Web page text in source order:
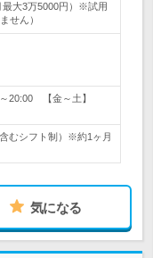
最大3万5000円）※試用
せん）
20:00 【金～土】
むシフト制）※約1ヶ月
気になる